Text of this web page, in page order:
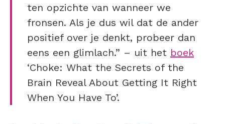
ten opzichte van wanneer we
fronsen. Als je dus wil dat de ander
positief over je denkt, probeer dan
eens een glimlach.” – uit het boek
‘Choke: What the Secrets of the
Brain Reveal About Getting It Right
When You Have To’.